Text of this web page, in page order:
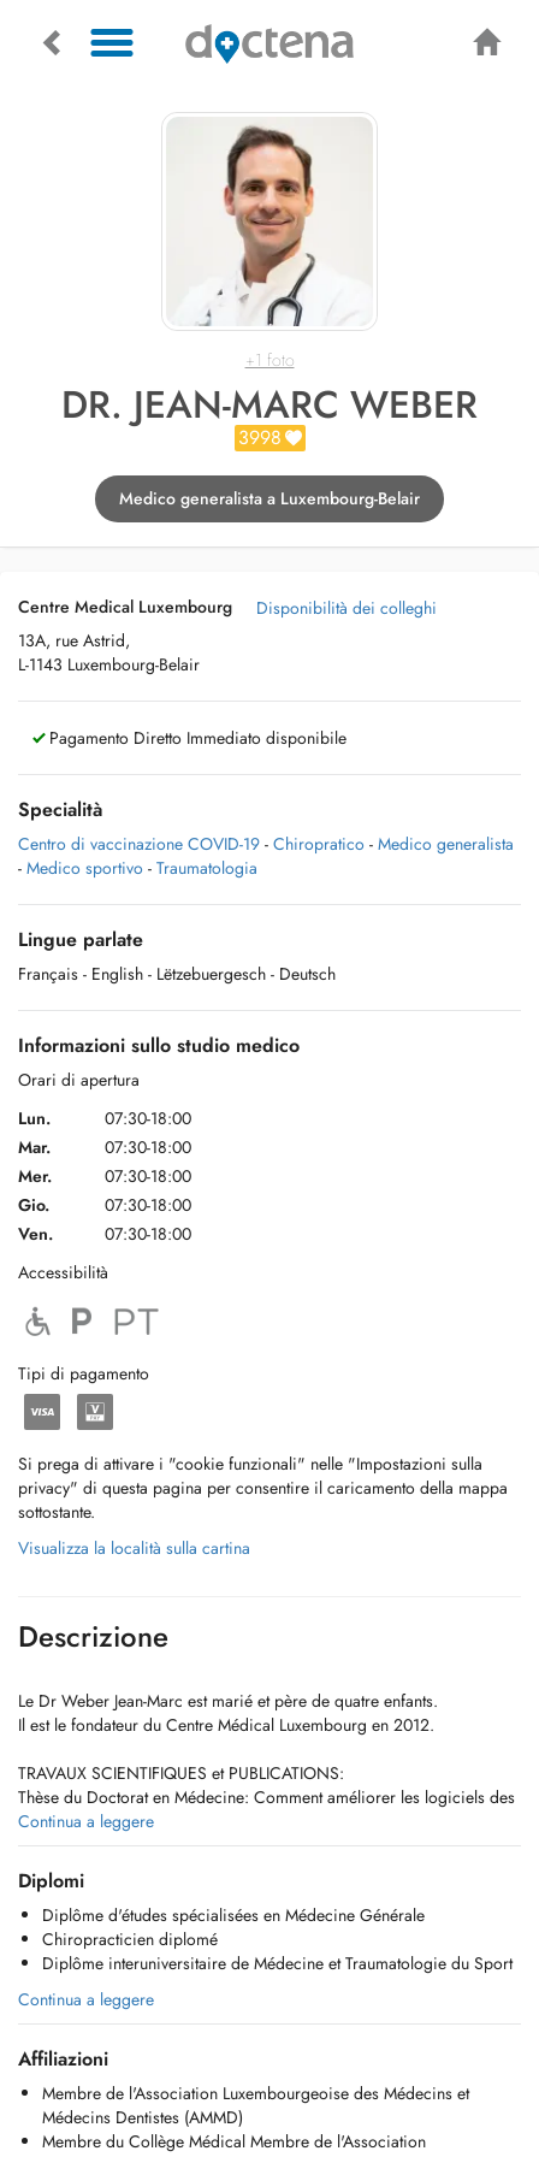
+1 foto
DR. JEAN-MARC WEBER
3998
Medico generalista a Luxembourg-Belair
Centre Medical Luxembourg
13A, rue Astrid,
L-1143 Luxembourg-Belair
Disponibilità dei colleghi
Pagamento Diretto Immediato disponibile
Specialità
Centro di vaccinazione COVID-19 - Chiropratico - Medico generalista
- Medico sportivo - Traumatologia
Lingue parlate
Français - English - Lëtzebuergesch - Deutsch
Informazioni sullo studio medico
Orari di apertura
Lun.
07:30-18:00
Mar.
07:30-18:00
Mer.
07:30-18:00
Gio.
07:30-18:00
Ven.
07:30-18:00
Accessibilità
Tipi di pagamento
Si prega di attivare i "cookie funzionali" nelle "Impostazioni sulla
privacy" di questa pagina per consentire il caricamento della mappa
sottostante.
Visualizza la località sulla cartina
Descrizione
Le Dr Weber Jean-Marc est marié et père de quatre enfants.
Il est le fondateur du Centre Médical Luxembourg en 2012.
TRAVAUX SCIENTIFIQUES et PUBLICATIONS:
Thèse du Doctorat en Médecine: Comment améliorer les logiciels des
généralistes au Luxembourg?
Thèse du Doctorat mention: très honorable avec félicitations du Jury le
17/10/2011
Maîtrise en Psychobiologie des Comportements
Maîtrise en Informatique Médicale
Merci de contacter le secrétariat, au cas òu tous les RDV sont pris (T:
270 205).
Pour des raisons comptables, le paiement de la consultation doit se
Pour tout RDV un supplément d'honoraire pour convenance
personnelle sera demandé.
Tout RDV non décommandé 24 hrs en avance sera facturé au patient.
Continua a leggere
Diplomi
Diplôme d'études spécialisées en Médecine Générale
Chiropracticien diplomé
Diplôme interuniversitaire de Médecine et Traumatologie du Sport
Continua a leggere
Affiliazioni
Membre de l'Association Luxembourgeoise des Médecins et
Médecins Dentistes (AMMD)
Membre du Collège Médical Membre de l'Association